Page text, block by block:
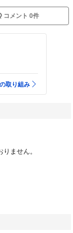
コメント 0件
取り組み
ません。